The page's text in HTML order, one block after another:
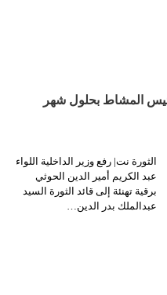
المشاط بحلول شهر
الثورة نت| رفع وزير الداخلية اللواء
عبد الكريم أمير الدين الحوثي
برقية تهنئة إلى قائد الثورة السيد
عبدالملك بدر الدين…